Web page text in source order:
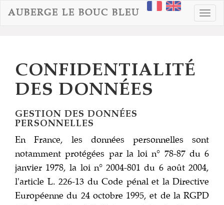
AUBERGE LE BOUC BLEU
CONFIDENTIALITÉ
DES DONNÉES
GESTION DES DONNÉES
PERSONNELLES
En France, les données personnelles sont
notamment protégées par la loi n° 78-87 du 6
janvier 1978, la loi n° 2004-801 du 6 août 2004,
l'article L. 226-13 du Code pénal et la Directive
Européenne du 24 octobre 1995, et de la RGPD